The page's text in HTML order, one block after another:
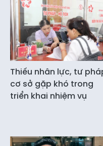
Thiếu nhân lực, tư
cơ sở gặp khó trong
triển khai nhiệm vụ